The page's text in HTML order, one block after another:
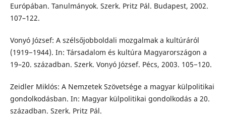
Európában. Tanulmányok. Szerk. Pritz Pál. Budapest, 2002.
107–122.
Vonyó József: A szélsőjobboldali mozgalmak a kultúráról
(1919−1944). In: Társadalom és kultúra Magyarországon a
19–20. században. Szerk. Vonyó József. Pécs, 2003. 105−120.
Zeidler Miklós: A Nemzetek Szövetsége a magyar külpolitikai
gondolkodásban. In: Magyar külpolitikai gondolkodás a 20.
században. Szerk. Pritz Pál.